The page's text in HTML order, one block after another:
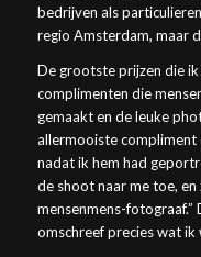
bedrijven als
regio Amsterdam, maar
De grootste prijzen die
complimenten die
gemaakt en de leuke
allermooiste compliment
nadat ik hem had
de shoot naar me toe, en
mensenmens-fotograaf.”
omschreef precies wat ik